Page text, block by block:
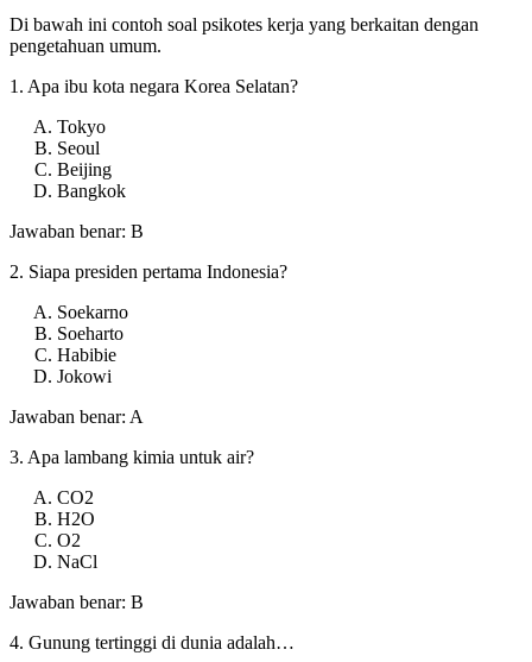
Di bawah ini contoh soal psikotes kerja yang berkaitan dengan
pengetahuan umum.
1. Apa ibu kota negara Korea Selatan?
Tokyo
Seoul
Beijing
Bangkok
Jawaban benar: B
2. Siapa presiden pertama Indonesia?
Soekarno
Soeharto
Habibie
Jokowi
Jawaban benar: A
3. Apa lambang kimia untuk air?
CO2
H2O
O2
NaCl
Jawaban benar: B
4. Gunung tertinggi di dunia adalah…